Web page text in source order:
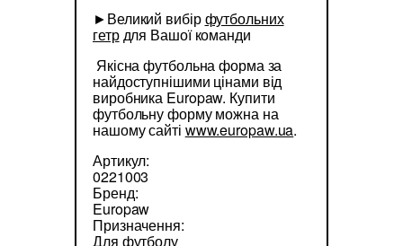
►Великий вибірфутбольних
гетрдля Вашої команди
Якісна футбольна форма за
найдоступнішими цінами від
виробника Europaw. Купити
футбольну форму можна на
нашому сайті www.europaw.ua.
Артикул:
0221003
Бренд:
Europaw
Призначення:
Для футболу